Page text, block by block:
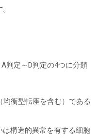
判定～D判定の4つに分類
衡型転座を含む）である
構造的異常を有する細胞